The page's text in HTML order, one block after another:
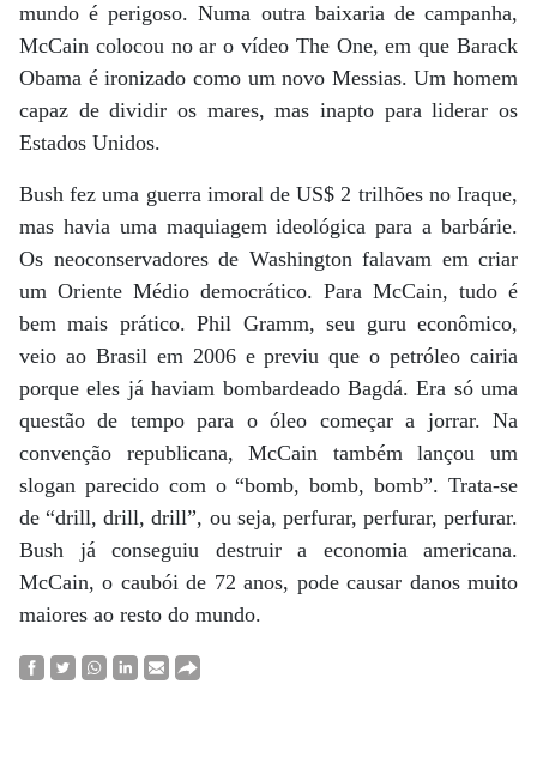
mundo é perigoso. Numa outra baixaria de campanha,
McCain colocou no ar o vídeo The One, em que Barack
Obama é ironizado como um novo Messias. Um homem
capaz de dividir os mares, mas inapto para liderar os
Estados Unidos.
Bush fez uma guerra imoral de US$ 2 trilhões no Iraque,
mas havia uma maquiagem ideológica para a barbárie.
Os neoconservadores de Washington falavam em criar
um Oriente Médio democrático. Para McCain, tudo é
bem mais prático. Phil Gramm, seu guru econômico,
veio ao Brasil em 2006 e previu que o petróleo cairia
porque eles já haviam bombardeado Bagdá. Era só uma
questão de tempo para o óleo começar a jorrar. Na
convenção republicana, McCain também lançou um
slogan parecido com o “bomb, bomb, bomb”. Trata-se
de “drill, drill, drill”, ou seja, perfurar, perfurar, perfurar.
Bush já conseguiu destruir a economia americana.
McCain, o caubói de 72 anos, pode causar danos muito
maiores ao resto do mundo.